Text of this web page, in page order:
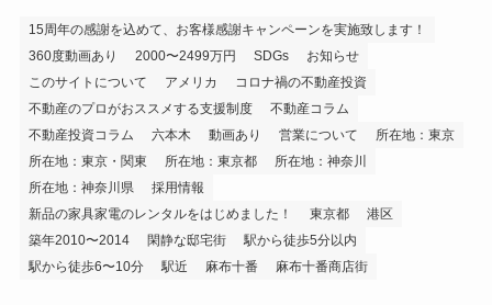
15周年の感謝を込めて、お客様感謝キャンペーンを実施致します！
360度動画あり
2000〜2499万円 SDGs
お知らせ
このサイトについて
アメリカ
コロナ禍の不動産投資
不動産のプロがおススメする支援制度
不動産コラム
不動産投資コラム
六本木 動画あり 営業について
所在地：東京
所在地：東京・関東
所在地：東京都
所在地：神奈川
所在地：神奈川県
採用情報
新品の家具家電のレンタルをはじめました！
東京都
港区
築年2010〜2014
閑静な邸宅街
駅から徒歩5分以内
駅から徒歩6〜10分
駅近 麻布十番 麻布十番商店街